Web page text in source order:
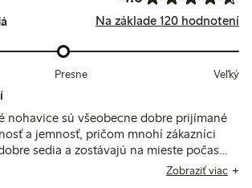
Na základe 120 hodnotení
Presne Veľký
nohavice sú všeobecne dobre prijímané
a jemnosť, pričom mnohí zákazníci
sedia a zostávajú na mieste počas
niektoré recenzie poukazujú na problémy
Zobraziť viac